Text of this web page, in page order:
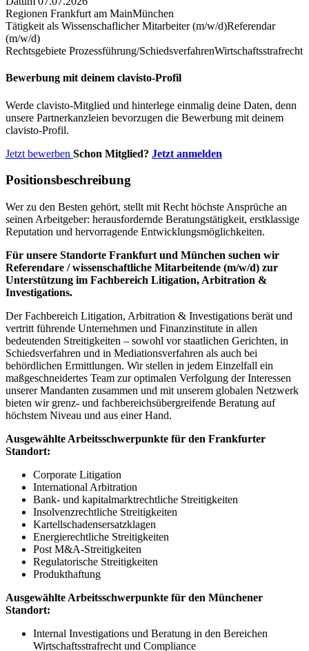
Regionen Frankfurt am MainMünchen
Tätigkeit als Wissenschaflicher Mitarbeiter (m/w/d)Referendar
(m/w/d)
Rechtsgebiete Prozessführung/SchiedsverfahrenWirtschaftsstrafrecht
Bewerbung mit deinem clavisto-Profil
Werde clavisto-Mitglied und hinterlege einmalig deine Daten, denn
unsere Partnerkanzleien bevorzugen die Bewerbung mit deinem
clavisto-Profil.
Jetzt bewerben Schon Mitglied? Jetzt anmelden
Positionsbeschreibung
Wer zu den Besten gehört, stellt mit Recht höchste Ansprüche an
seinen Arbeitgeber: herausfordernde Beratungstätigkeit, erstklassige
Reputation und hervorragende Entwicklungsmöglichkeiten.
Für unsere Standorte Frankfurt und München suchen wir
Referendare / wissenschaftliche Mitarbeitende (m/w/d) zur
Unterstützung im Fachbereich Litigation, Arbitration &
Investigations.
Der Fachbereich Litigation, Arbitration & Investigations berät und
vertritt führende Unternehmen und Finanzinstitute in allen
bedeutenden Streitigkeiten – sowohl vor staatlichen Gerichten, in
Schiedsverfahren und in Mediationsverfahren als auch bei
behördlichen Ermittlungen. Wir stellen in jedem Einzelfall ein
maßgeschneidertes Team zur optimalen Verfolgung der Interessen
unserer Mandanten zusammen und mit unserem globalen Netzwerk
bieten wir grenz- und fachbereichsübergreifende Beratung auf
höchstem Niveau und aus einer Hand.
Ausgewählte Arbeitsschwerpunkte für den Frankfurter
Standort:
Corporate Litigation
International Arbitration
Bank- und kapitalmarktrechtliche Streitigkeiten
Insolvenzrechtliche Streitigkeiten
Kartellschadensersatzklagen
Energierechtliche Streitigkeiten
Post M&A-Streitigkeiten
Regulatorische Streitigkeiten
Produkthaftung
Ausgewählte Arbeitsschwerpunkte für den Münchener
Standort:
Internal Investigations und Beratung in den Bereichen
Wirtschaftsstrafrecht und Compliance